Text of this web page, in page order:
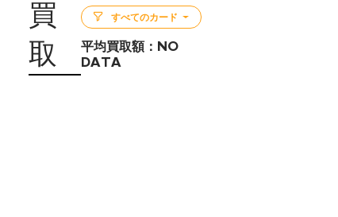
買
取
すべてのカード
平均買取額： NO
DATA